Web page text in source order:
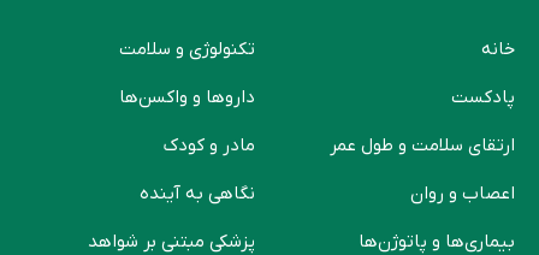
خانه
پادکست
ارتقای سلامت و طول عمر
اعصاب و روان
بیماری‌ها و پاتوژن‌ها
تکنولوژی و سلامت
دارو‌ها و واکسن‌ها
مادر و کودک
نگاهی به آینده
پزشکی مبتنی بر شواهد